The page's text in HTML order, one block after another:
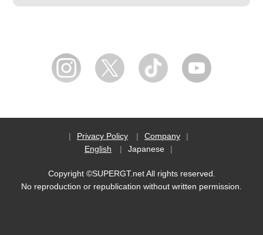
Privacy Policy
Company
English
Japanese
Copyright ©SUPERGT.net All rights reserved.
No reproduction or republication without written permission.